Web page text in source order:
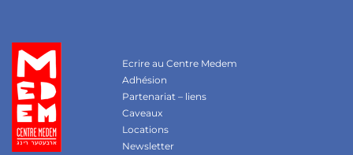
Ecrire au Centre Medem
Adhésion
Partenariat – liens
Caveaux
Locations
Newsletter